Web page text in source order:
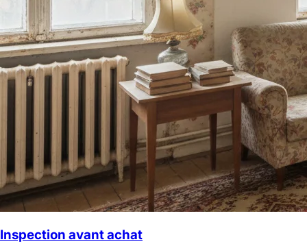
Inspection avant achat